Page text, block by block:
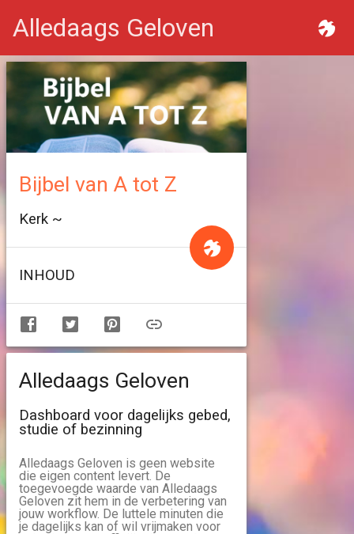
Alledaags Geloven
Bijbel van A tot Z
Kerk ~
INHOUD
Alledaags Geloven
Dashboard voor dagelijks gebed,
studie of bezinning
Alledaags Geloven is geen website
die eigen content levert. De
toegevoegde waarde van Alledaags
Geloven zit hem in de verbetering van
jouw workflow. De luttele minuten die
je dagelijks kan of wil vrijmaken voor